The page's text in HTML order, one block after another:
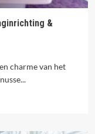
&
charme van het